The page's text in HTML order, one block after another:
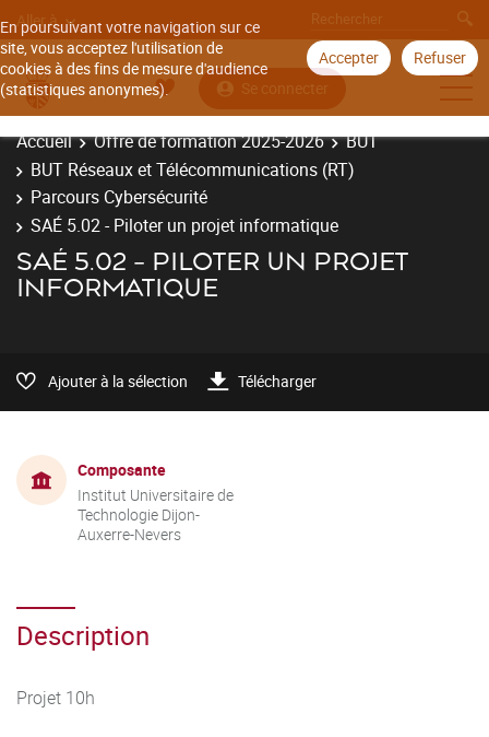
En poursuivant votre navigation sur ce
site, vous acceptez l'utilisation de
cookies à des fins de mesure d'audience
(statistiques anonymes).
Accepter Refuser
Aller à
Se connecter
Accueil Offre de formation 2025-2026
BUT
BUT Réseaux et Télécommunications (RT)
Parcours Cybersécurité
SAÉ 5.02 - Piloter un projet informatique
SAÉ 5.02 - PILOTER UN PROJET
INFORMATIQUE
Ajouter à la sélection Télécharger
Composante
Institut Universitaire de
Technologie Dijon-
Auxerre-Nevers
Description
Projet 10h